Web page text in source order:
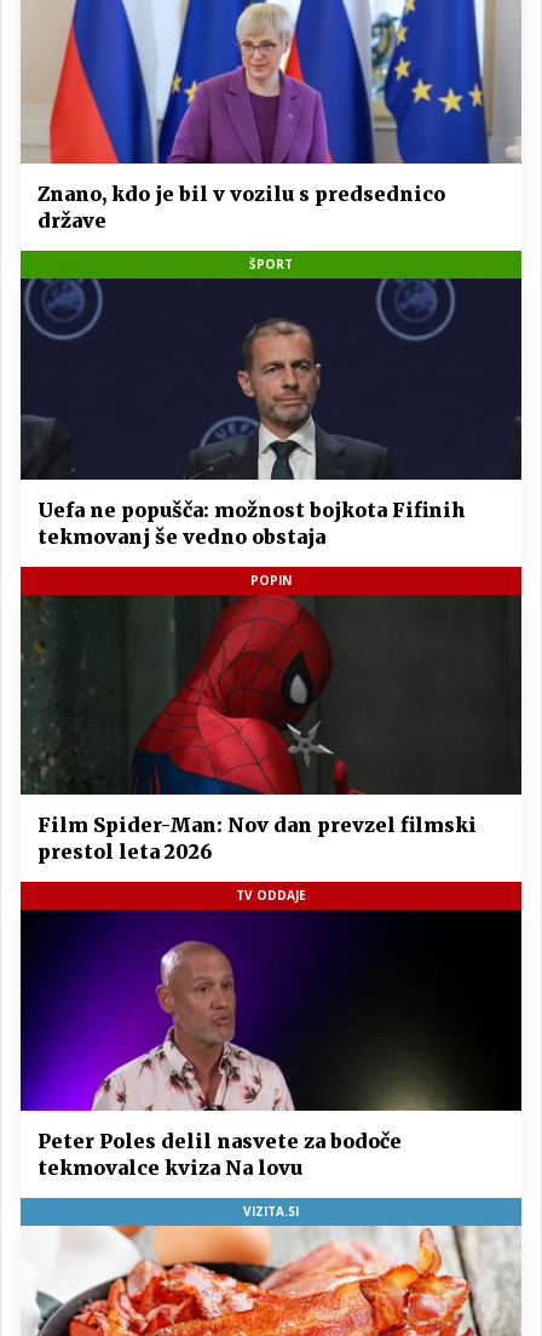
Znano, kdo je bil v vozilu s predsednico
države
ŠPORT
Uefa ne popušča: možnost bojkota Fifinih
tekmovanj še vedno obstaja
POPIN
Film Spider-Man: Nov dan prevzel filmski
prestol leta 2026
TV ODDAJE
Peter Poles delil nasvete za bodoče
tekmovalce kviza Na lovu
VIZITA.SI